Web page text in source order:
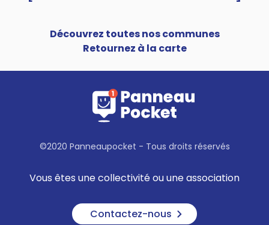
Découvrez toutes nos communes
Retournez à la carte
©2020 Panneaupocket - Tous droits réservés
Vous êtes une collectivité ou une association
Contactez-nous